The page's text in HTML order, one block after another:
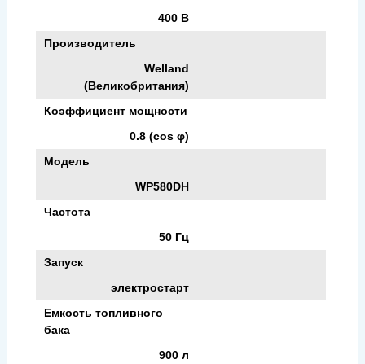
400 В
Производитель
Welland
(Великобритания)
Коэффициент мощности
0.8 (cos φ)
Модель
WP580DH
Частота
50 Гц
Запуск
электростарт
Емкость топливного
бака
900 л